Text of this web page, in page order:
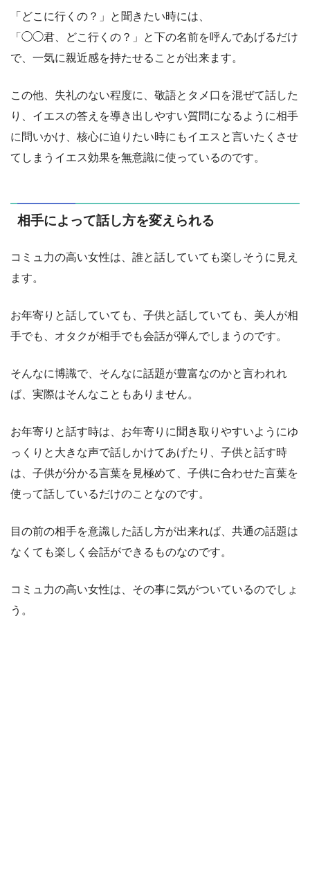
「どこに行くの？」と聞きたい時には、
「◯◯君、どこ行くの？」と下の名前を呼んであげるだけ
で、一気に親近感を持たせることが出来ます。
この他、失礼のない程度に、敬語とタメ口を混ぜて話した
り、イエスの答えを導き出しやすい質問になるように相手
に問いかけ、核心に迫りたい時にもイエスと言いたくさせ
てしまうイエス効果を無意識に使っているのです。
相手によって話し方を変えられる
コミュ力の高い女性は、誰と話していても楽しそうに見え
ます。
お年寄りと話していても、子供と話していても、美人が相
手でも、オタクが相手でも会話が弾んでしまうのです。
そんなに博識で、そんなに話題が豊富なのかと言われれ
ば、実際はそんなこともありません。
お年寄りと話す時は、お年寄りに聞き取りやすいようにゆ
っくりと大きな声で話しかけてあげたり、子供と話す時
は、子供が分かる言葉を見極めて、子供に合わせた言葉を
使って話しているだけのことなのです。
目の前の相手を意識した話し方が出来れば、共通の話題は
なくても楽しく会話ができるものなのです。
コミュ力の高い女性は、その事に気がついているのでしょ
う。